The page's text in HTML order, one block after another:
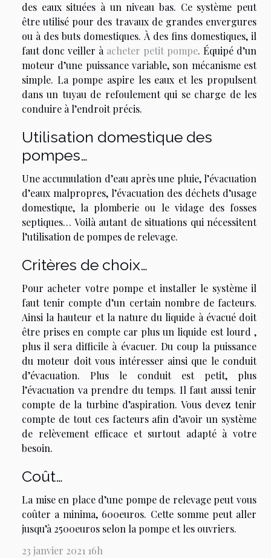
des eaux situées à un niveau bas. Ce système peut
être utilisé pour des travaux de grandes envergures
ou à des buts domestiques. À des fins domestiques, il
faut donc veiller à acheter petit pompe. Équipé d’un
moteur d’une puissance variable, son mécanisme est
simple. La pompe aspire les eaux et les propulsent
dans un tuyau de refoulement qui se charge de les
conduire à l’endroit précis.
Utilisation domestique des
pompes…
Une accumulation d’eau après une pluie, l’évacuation
d’eaux malpropres, l’évacuation des déchets d’usage
domestique, la plomberie ou le vidage des fosses
septiques… Voilà autant de situations qui nécessitent
l’utilisation de pompes de relevage.
Critères de choix…
Pour acheter votre pompe et installer le système il
faut tenir compte d’un certain nombre de facteurs.
Ainsi la hauteur et la nature du liquide à évacué doit
être prises en compte car plus un liquide est lourd ,
plus il sera difficile à évacuer. Du coup la puissance
du moteur doit vous intéresser ainsi que le conduit
d’évacuation. Plus le conduit est petit, plus
l’évacuation va prendre du temps. Il faut aussi tenir
compte de la turbine d’aspiration. Vous devez tenir
compte de tout ces facteurs afin d’avoir un système
de relèvement efficace et surtout adapté à votre
besoin.
Coût…
La mise en place d’une pompe de relevage peut vous
coûter a minima, 600euros. Cette somme peut aller
jusqu’à 2500euros selon la pompe et les ouvriers.
23 janvier 2021 16h